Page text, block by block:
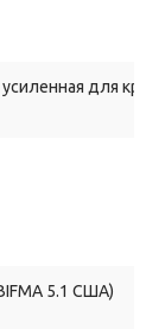
для
5.1 США)